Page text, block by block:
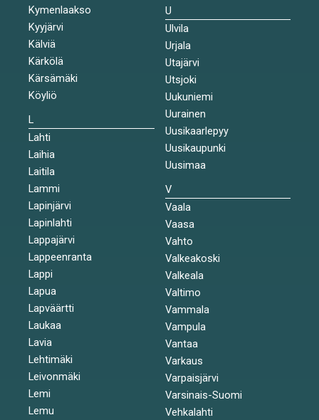
Kymenlaakso
Kyyjärvi
Kälviä
Kärkölä
Kärsämäki
Köyliö
L
Lahti
Laihia
Laitila
Lammi
Lapinjärvi
Lapinlahti
Lappajärvi
Lappeenranta
Lappi
Lapua
Lapväärtti
Laukaa
Lavia
Lehtimäki
Leivonmäki
Lemi
Lemu
U
Ulvila
Urjala
Utajärvi
Utsjoki
Uukuniemi
Uurainen
Uusikaarlepyy
Uusikaupunki
Uusimaa
V
Vaala
Vaasa
Vahto
Valkeakoski
Valkeala
Valtimo
Vammala
Vampula
Vantaa
Varkaus
Varpaisjärvi
Varsinais-Suomi
Vehkalahti